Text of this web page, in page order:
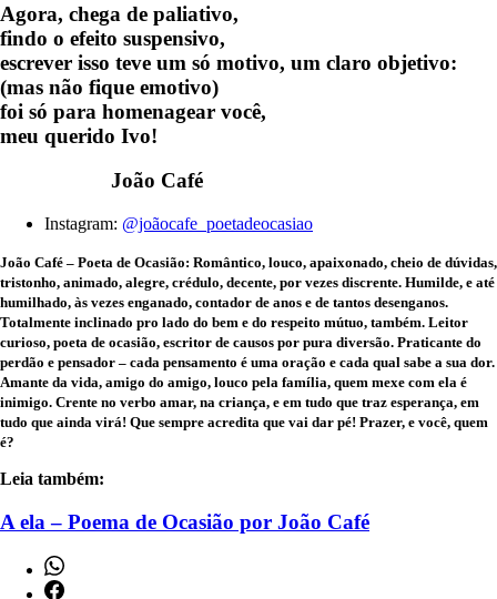
Agora, chega de paliativo,
findo o efeito suspensivo,
escrever isso teve um só motivo, um claro objetivo:
(mas não fique emotivo)
foi só para homenagear você,
meu querido Ivo!
João Café
Instagram: @joãocafe_poetadeocasiao
João Café – Poeta de Ocasião: Romântico, louco, apaixonado, cheio de dúvidas,
tristonho, animado, alegre, crédulo, decente, por vezes discrente. Humilde, e até
humilhado, às vezes enganado, contador de anos e de tantos desenganos.
Totalmente inclinado pro lado do bem e do respeito mútuo, também. Leitor
curioso, poeta de ocasião, escritor de causos por pura diversão. Praticante do
perdão e pensador – cada pensamento é uma oração e cada qual sabe a sua dor.
Amante da vida, amigo do amigo, louco pela família, quem mexe com ela é
inimigo. Crente no verbo amar, na criança, e em tudo que traz esperança, em
tudo que ainda virá! Que sempre acredita que vai dar pé! Prazer, e você, quem
é?
Leia também:
A ela – Poema de Ocasião por João Café